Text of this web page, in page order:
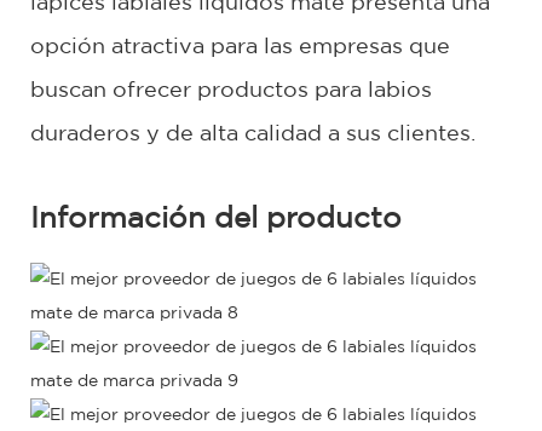
opción atractiva para las empresas que
buscan ofrecer productos para labios
duraderos y de alta calidad a sus clientes.
Información del producto